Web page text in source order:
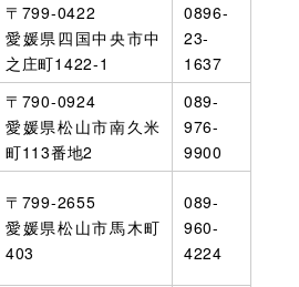
〒799-0422
愛媛県四国中央市中
之庄町1422-1
0896-
23-
1637
〒790-0924
愛媛県松山市南久米
町113番地2
089-
976-
9900
〒799-2655
愛媛県松山市馬木町
403
089-
960-
4224